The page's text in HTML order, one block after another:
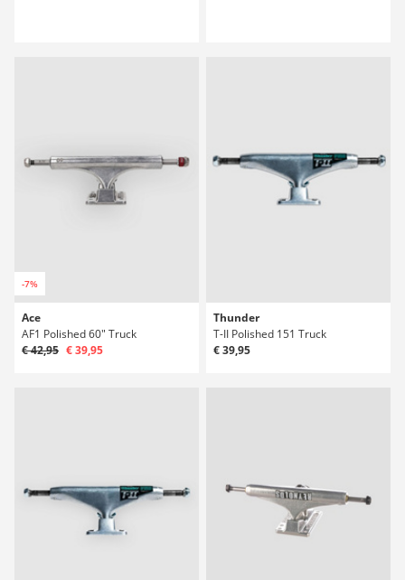
-7%
Ace
AF1 Polished 60" Truck
€ 42,95 € 39,95
Thunder
T-II Polished 151 Truck
€ 39,95